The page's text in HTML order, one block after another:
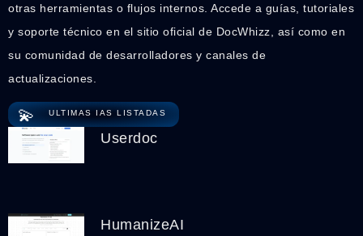
otras herramientas o flujos internos. Accede a guías, tutoriales
y soporte técnico en el sitio oficial de DocWhizz, así como en
su comunidad de desarrolladores y canales de
actualizaciones.
💫 ULTIMAS IAS LISTADAS
Userdoc
HumanizeAI